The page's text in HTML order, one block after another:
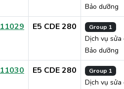
Bảo dưỡng
11029 E5 CDE 280 Group 1
Dịch vụ sửa
Bảo dưỡng
11030 E5 CDE 280 Group 1
Dịch vụ sửa